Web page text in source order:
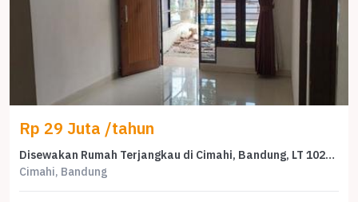
Rp 29 Juta /tahun
Disewakan Rumah Terjangkau di Cimahi, Bandung, LT 102m²
Cimahi, Bandung